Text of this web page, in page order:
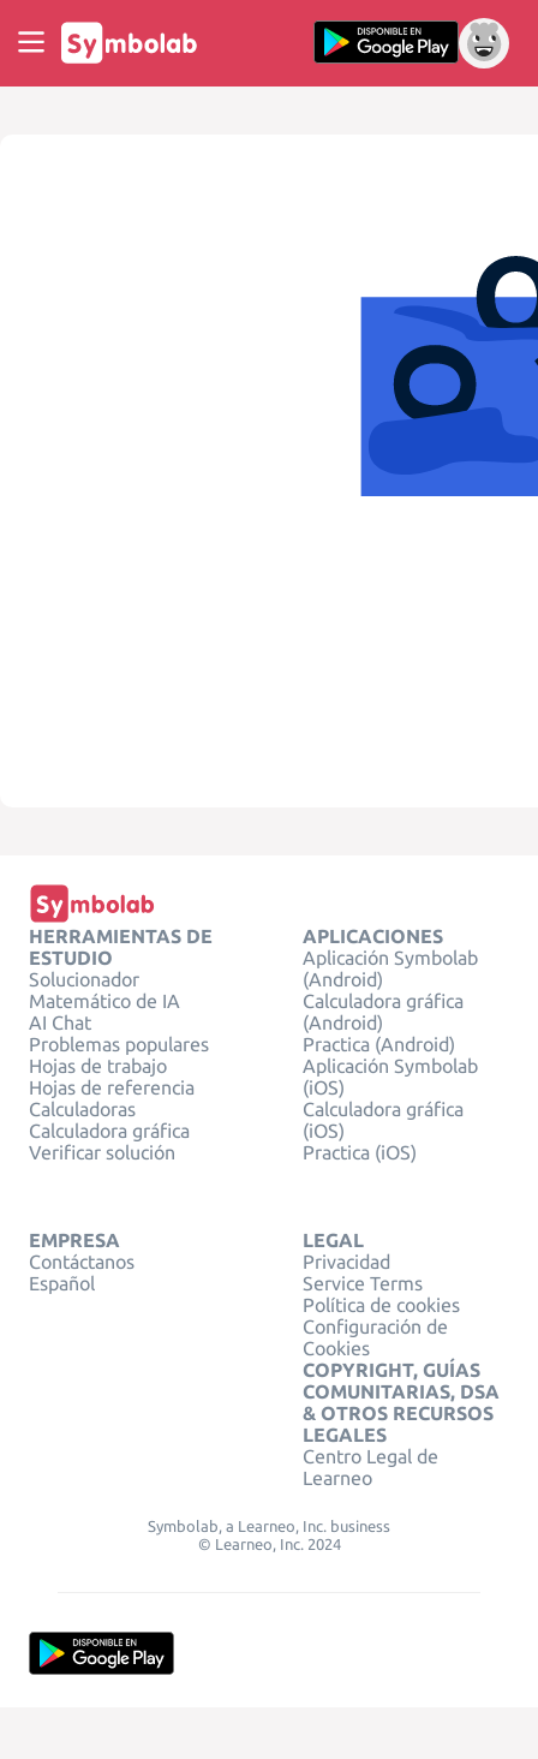
HERRAMIENTAS DE
ESTUDIO
Solucionador
Matemático de IA
AI Chat
Problemas populares
Hojas de trabajo
Hojas de referencia
Calculadoras
Calculadora gráfica
Verificar solución
APLICACIONES
Aplicación Symbolab
(Android)
Calculadora gráfica
(Android)
Practica (Android)
Aplicación Symbolab
(iOS)
Calculadora gráfica
(iOS)
Practica (iOS)
EMPRESA
Contáctanos
Español
LEGAL
Privacidad
Service Terms
Política de cookies
Configuración de
Cookies
COPYRIGHT, GUÍAS
COMUNITARIAS, DSA
& OTROS RECURSOS
LEGALES
Centro Legal de
Learneo
Symbolab, a Learneo, Inc. business
© Learneo, Inc. 2024